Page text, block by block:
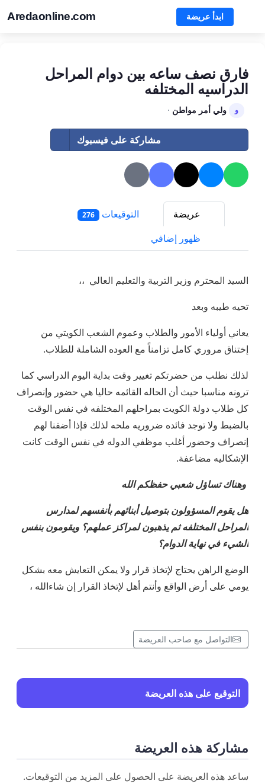
Aredaonline.com ابدأ عريضة
فارق نصف ساعه بين دوام المراحل
الدراسيه المختلفه
و ولي أمر مواطن ·
مشاركة على فيسبوك
عريضة التوقيعات 276
ظهور إضافي
السيد المحترم وزير التربية والتعليم العالي ،،
تحيه طيبه وبعد
يعاني أولياء الأمور والطلاب وعموم الشعب الكويتي من
إختناق مروري كامل تزامناً مع العوده الشاملة للطلاب.
لذلك نطلب من حضرتكم تغيير وقت بداية اليوم الدراسي كما
ترونه مناسبا حيث أن الحاله القائمه حاليا هي حضور وإنصراف
كل طلاب دولة الكويت بمراحلهم المختلفه في نفس الوقت
بالضبط ولا توجد فائده ضروريه ملحه لذلك فإذا أضفنا لهم
إنصراف وحضور أغلب موظفي الدوله في نفس الوقت كانت
الإشكاليه مضاعفة.
وهناك تساؤل شعبي حفظكم الله
هل يقوم المسؤولون بتوصيل أبنائهم بأنفسهم لمدارس
المراحل المختلفه ثم يذهبون لمراكز عملهم؟ ويقومون بنفس
الشيء في نهاية الدوام؟
الوضع الراهن يحتاج لإتخاذ قرار ولا يمكن التعايش معه بشكل
يومي على أرض الواقع وأنتم أهل لإتخاذ القرار إن شاءالله ،
التواصل مع صاحب العريضة
التوقيع على هذه العريضة
مشاركة هذه العريضة
ساعد هذه العريضة على الحصول على المزيد من التوقيعات.